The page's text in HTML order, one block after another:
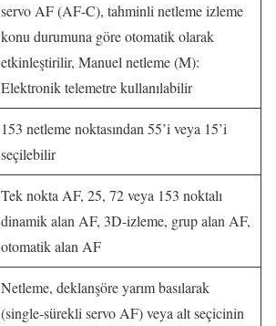
servo AF (AF-C), tahminli netleme izleme
konu durumuna göre otomatik olarak
etkinleştirilir, Manuel netleme (M):
Elektronik telemetre kullanılabilir
153 netleme noktasından 55’i veya 15’i
seçilebilir
Tek nokta AF, 25, 72 veya 153 noktalı
dinamik alan AF, 3D-izleme, grup alan AF,
otomatik alan AF
Netleme, deklanşöre yarım basılarak
(single-sürekli servo AF) veya alt seçicinin